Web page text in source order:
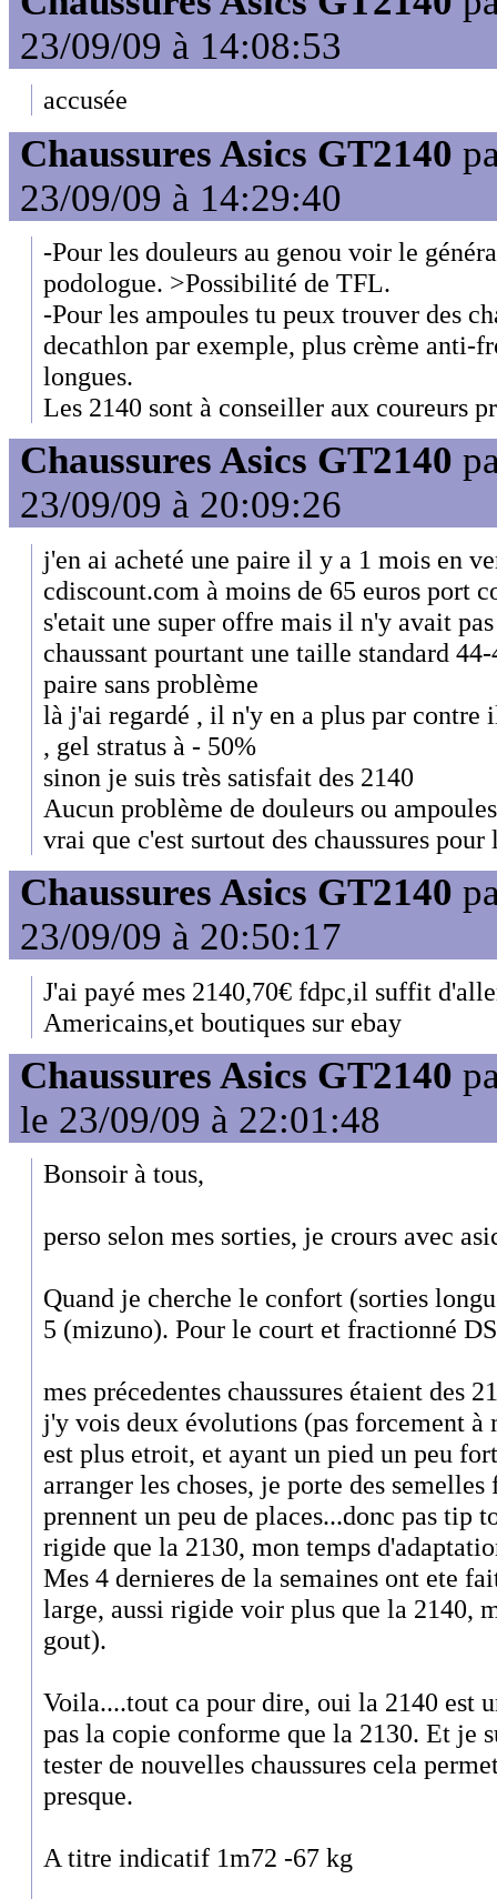
23/09/09 à 14:08:53
accusée
Chaussures Asics GT2140
23/09/09 à 14:29:40
-Pour les douleurs au genou voir le
podologue. >Possibilité de TFL.
-Pour les ampoules tu peux trouver des
decathlon par exemple, plus crème anti-
longues.
Les 2140 sont à conseiller aux coureurs
Chaussures Asics GT2140
23/09/09 à 20:09:26
j'en ai acheté une paire il y a 1 mois en
cdiscount.com à moins de 65 euros port
s'etait une super offre mais il n'y avait
chaussant pourtant une taille standard
paire sans problème
là j'ai regardé , il n'y en a plus par contre
, gel stratus à - 50%
sinon je suis très satisfait des 2140
Aucun problème de douleurs ou
vrai que c'est surtout des chaussures pour
Chaussures Asics GT2140
23/09/09 à 20:50:17
J'ai payé mes 2140,70€ fdpc,il suffit
Americains,et boutiques sur ebay
Chaussures Asics GT2140
le 23/09/09 à 22:01:48
Bonsoir à tous,
perso selon mes sorties, je crours avec
Quand je cherche le confort (sorties
5 (mizuno). Pour le court et fractionné
mes précedentes chaussures étaient des
j'y vois deux évolutions (pas forcement à
est plus etroit, et ayant un pied un peu
arranger les choses, je porte des
prennent un peu de places...donc pas tip
rigide que la 2130, mon temps
Mes 4 dernieres de la semaines ont ete
large, aussi rigide voir plus que la 2140,
gout).
Voila....tout ca pour dire, oui la 2140 est
pas la copie conforme que la 2130. Et je
tester de nouvelles chaussures cela
presque.
A titre indicatif 1m72 -67 kg